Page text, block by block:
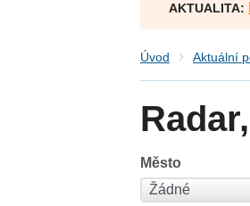
AKTUALITA:
Úvod Aktuální
Město